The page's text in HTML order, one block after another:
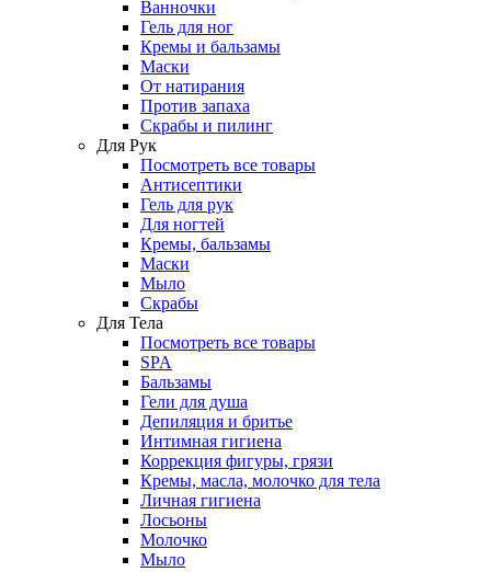
Ванночки
Гель для ног
Кремы и бальзамы
Маски
От натирания
Против запаха
Скрабы и пилинг
Для Рук
Посмотреть все товары
Антисептики
Гель для рук
Для ногтей
Кремы, бальзамы
Маски
Мыло
Скрабы
Для Тела
Посмотреть все товары
SPA
Бальзамы
Гели для душа
Депиляция и бритье
Интимная гигиена
Коррекция фигуры, грязи
Кремы, масла, молочко для тела
Личная гигиена
Лосьоны
Молочко
Мыло